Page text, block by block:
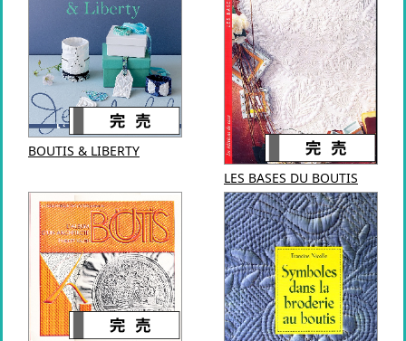
BOUTIS & LIBERTY
LES BASES DU BOUTIS